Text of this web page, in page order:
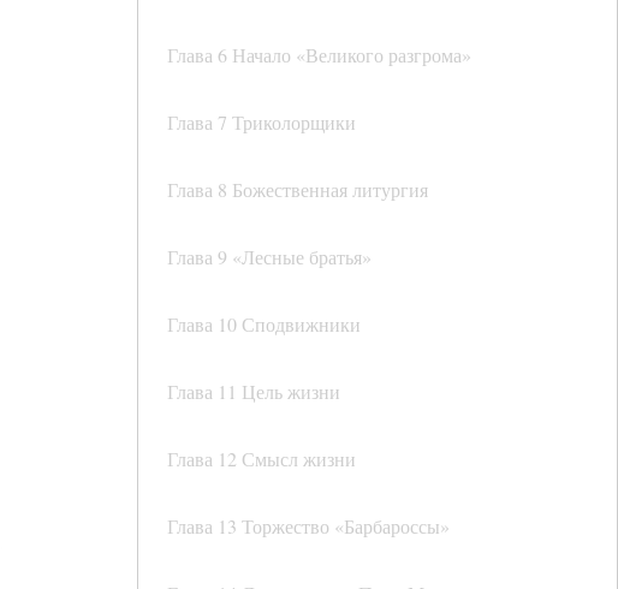
Глава 6 Начало «Великого разгрома»
Глава 7 Триколорщики
Глава 8 Божественная литургия
Глава 9 «Лесные братья»
Глава 10 Сподвижники
Глава 11 Цель жизни
Глава 12 Смысл жизни
Глава 13 Торжество «Барбароссы»